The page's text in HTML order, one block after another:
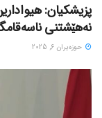
پزیشکیان:
نەهێشتنی
حوزه‌یران 6, 2025